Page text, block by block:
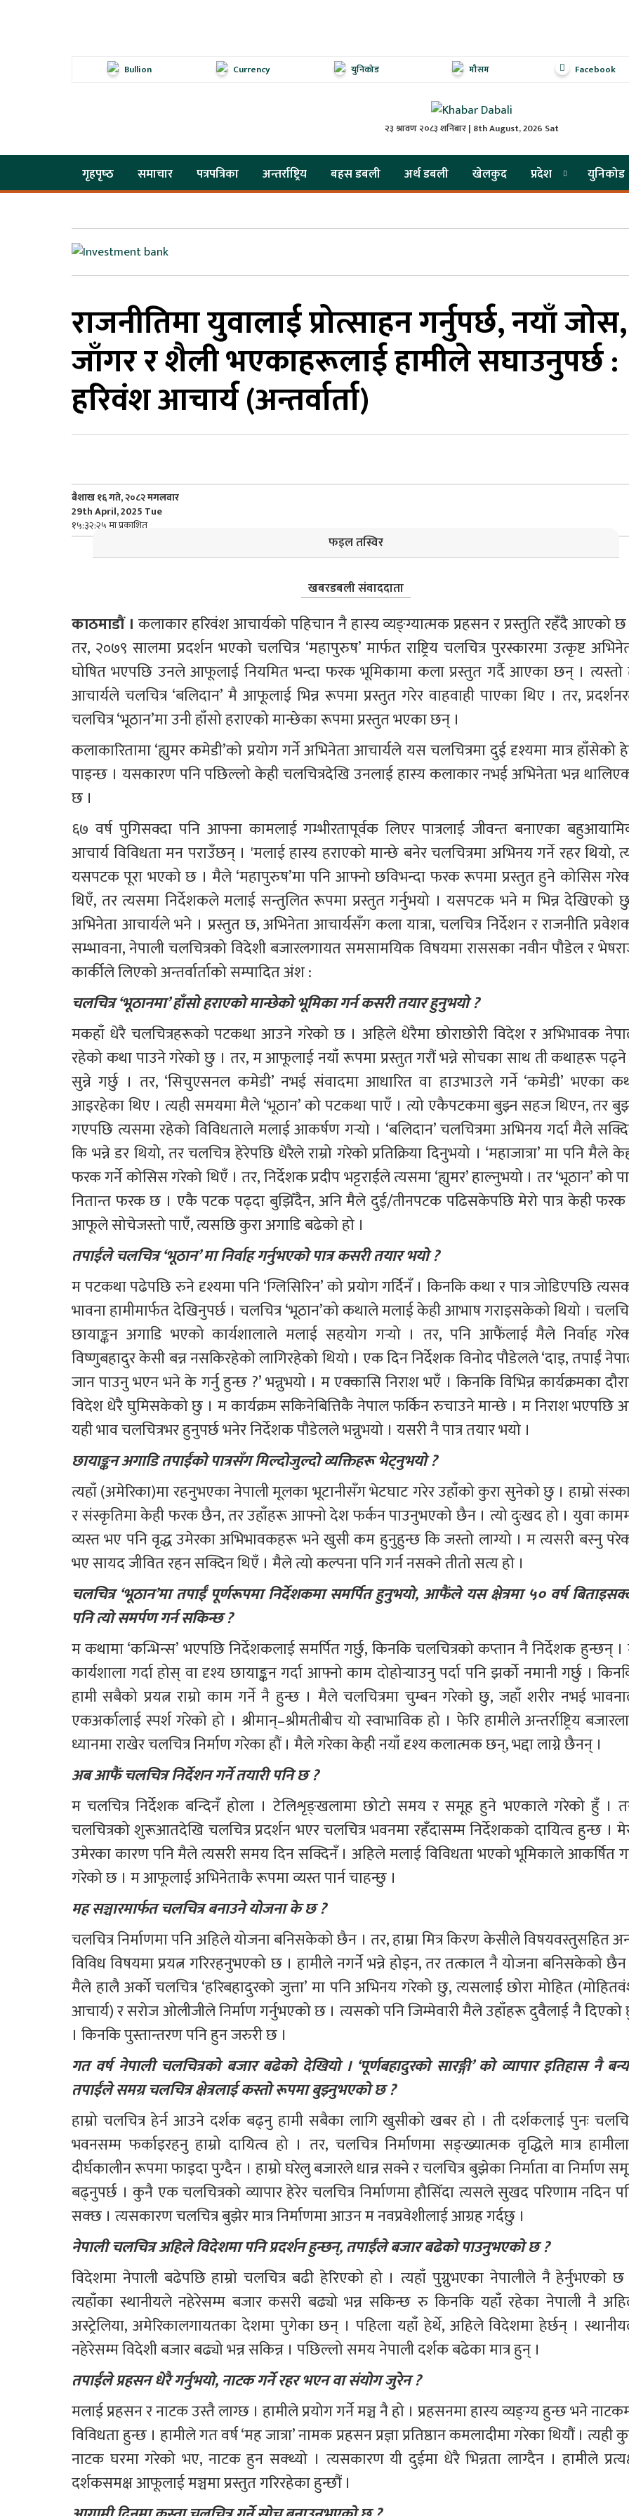
Bullion Currency युनिकोड मौसम Facebook
२३ श्रावण २०८३ शनिबार | 8th August, 2026 Sat
गृहपृष्‍ठ समाचार पत्रपत्रिका अन्तर्राष्ट्रिय बहस डबली अर्थ डबली खेलकुद प्रदेश युनिकोड
राजनीतिमा युवालाई प्रोत्साहन गर्नुपर्छ, नयाँ जोस,
जाँगर र शैली भएकाहरूलाई हामीले सघाउनुपर्छ :
हरिवंश आचार्य (अन्तर्वार्ता)
बैशाख १६ गते, २०८२ मगलवार
29th April, 2025 Tue
१५:३२:२५ मा प्रकाशित
फइल तस्विर
खबरडबली संवाददाता
काठमाडाैं । कलाकार हरिवंश आचार्यको पहिचान नै हास्य व्यङ्ग्यात्मक प्रहसन र प्रस्तुति रहँदै आएको छ
तर, २०७९ सालमा प्रदर्शन भएको चलचित्र ‘महापुरुष’ मार्फत राष्ट्रिय चलचित्र पुरस्कारमा उत्कृष्ट
घोषित भएपछि उनले आफूलाई नियमित भन्दा फरक भूमिकामा कला प्रस्तुत गर्दै आएका छन् ।
आचार्यले चलचित्र ‘बलिदान’ मै आफूलाई भिन्न रूपमा प्रस्तुत गरेर वाहवाही पाएका थिए । तर,
चलचित्र ‘भूठान’मा उनी हाँसो हराएको मान्छेका रूपमा प्रस्तुत भएका छन् ।
कलाकारितामा ‘ह्युमर कमेडी’को प्रयोग गर्ने अभिनेता आचार्यले यस चलचित्रमा दुई दृश्यमा मात्र हाँसेको
पाइन्छ । यसकारण पनि पछिल्लो केही चलचित्रदेखि उनलाई हास्य कलाकार नभई अभिनेता भन्न
छ ।
६७ वर्ष पुगिसक्दा पनि आफ्ना कामलाई गम्भीरतापूर्वक लिएर पात्रलाई जीवन्त बनाएका
आचार्य विविधता मन पराउँछन् । 'मलाई हास्य हराएको मान्छे बनेर चलचित्रमा अभिनय गर्ने रहर थियो,
यसपटक पूरा भएको छ । मैले ‘महापुरुष’मा पनि आफ्नो छविभन्दा फरक रूपमा प्रस्तुत हुने कोसिस
थिएँ, तर त्यसमा निर्देशकले मलाई सन्तुलित रूपमा प्रस्तुत गर्नुभयो । यसपटक भने म भिन्न देखिएको
अभिनेता आचार्यले भने । प्रस्तुत छ, अभिनेता आचार्यसँग कला यात्रा, चलचित्र निर्देशन र राजनीति
सम्भावना, नेपाली चलचित्रको विदेशी बजारलगायत समसामयिक विषयमा राससका नवीन पौडेल र
कार्कीले लिएको अन्तर्वार्ताको सम्पादित अंश :
चलचित्र ‘भूठानमा’ हाँसो हराएको मान्छेको भूमिका गर्न कसरी तयार हुनुभयो ?
मकहाँ धेरै चलचित्रहरूको पटकथा आउने गरेको छ । अहिले धेरैमा छोराछोरी विदेश र अभिभावक
रहेको कथा पाउने गरेको छु । तर, म आफूलाई नयाँ रूपमा प्रस्तुत गरौं भन्ने सोचका साथ ती कथाहरू
सुन्ने गर्छु । तर, ‘सिचुएसनल कमेडी’ नभई संवादमा आधारित वा हाउभाउले गर्ने ‘कमेडी’ भएका
आइरहेका थिए । त्यही समयमा मैले ‘भूठान’ को पटकथा पाएँ । त्यो एकैपटकमा बुझ्न सहज थिएन, तर
गएपछि त्यसमा रहेको विविधताले मलाई आकर्षण गर्‍यो । ‘बलिदान’ चलचित्रमा अभिनय गर्दा मैले
कि भन्ने डर थियो, तर चलचित्र हेरेपछि धेरैले राम्रो गरेको प्रतिक्रिया दिनुभयो । ‘महाजात्रा’ मा पनि मैले
फरक गर्ने कोसिस गरेको थिएँ । तर, निर्देशक प्रदीप भट्टराईले त्यसमा ‘ह्युमर’ हाल्नुभयो । तर ‘भूठान’ को
नितान्त फरक छ । एकै पटक पढ्दा बुझिँदैन, अनि मैले दुई/तीनपटक पढिसकेपछि मेरो पात्र केही
आफूले सोचेजस्तो पाएँ, त्यसछि कुरा अगाडि बढेको हो ।
तपाईंले चलचित्र ‘भूठान’ मा निर्वाह गर्नुभएको पात्र कसरी तयार भयो ?
म पटकथा पढेपछि रुने दृश्यमा पनि ‘ग्लिसिरिन’ को प्रयोग गर्दिनँ । किनकि कथा र पात्र जोडिएपछि
भावना हामीमार्फत देखिनुपर्छ । चलचित्र ‘भूठान’को कथाले मलाई केही आभाष गराइसकेको थियो ।
छायाङ्कन अगाडि भएको कार्यशालाले मलाई सहयोग गर्‍यो । तर, पनि आफैंलाई मैले निर्वाह
विष्णुबहादुर केसी बन्न नसकिरहेको लागिरहेको थियो । एक दिन निर्देशक विनोद पौडेलले ‘दाइ, तपाईं
जान पाउनु भएन भने के गर्नु हुन्छ ?’ भन्नुभयो । म एक्कासि निराश भएँ । किनकि विभिन्न कार्यक्रमका
विदेश धेरै घुमिसकेको छु । म कार्यक्रम सकिनेबित्तिकै नेपाल फर्किन रुचाउने मान्छे । म निराश भएपछि
यही भाव चलचित्रभर हुनुपर्छ भनेर निर्देशक पौडेलले भन्नुभयो । यसरी नै पात्र तयार भयो ।
छायाङ्कन अगाडि तपाईंको पात्रसँग मिल्दोजुल्दो व्यक्तिहरू भेट्नुभयो ?
त्यहाँ (अमेरिका)मा रहनुभएका नेपाली मूलका भूटानीसँग भेटघाट गरेर उहाँको कुरा सुनेको छु । हाम्रो
र संस्कृतिमा केही फरक छैन, तर उहाँहरू आफ्नो देश फर्कन पाउनुभएको छैन । त्यो दुःखद हो । युवा
व्यस्त भए पनि वृद्ध उमेरका अभिभावकहरू भने खुसी कम हुनुहुन्छ कि जस्तो लाग्यो । म त्यसरी बस्नु
भए सायद जीवित रहन सक्दिन थिएँ । मैले त्यो कल्पना पनि गर्न नसक्ने तीतो सत्य हो ।
चलचित्र ‘भूठान’मा तपाईं पूर्णरूपमा निर्देशकमा समर्पित हुनुभयो, आफैंले यस क्षेत्रमा ५० वर्ष
पनि त्यो समर्पण गर्न सकिन्छ ?
म कथामा ‘कन्भिन्स’ भएपछि निर्देशकलाई समर्पित गर्छु, किनकि चलचित्रको कप्तान नै निर्देशक हुन्छन्
कार्यशाला गर्दा होस् वा दृश्य छायाङ्कन गर्दा आफ्नो काम दोहोर्‍याउनु पर्दा पनि झर्को नमानी गर्छु ।
हामी सबैको प्रयत्न राम्रो काम गर्ने नै हुन्छ । मैले चलचित्रमा चुम्बन गरेको छु, जहाँ शरीर नभई
एकअर्कालाई स्पर्श गरेको हो । श्रीमान्–श्रीमतीबीच यो स्वाभाविक हो । फेरि हामीले अन्तर्राष्ट्रिय
ध्यानमा राखेर चलचित्र निर्माण गरेका हौं । मैले गरेका केही नयाँ दृश्य कलात्मक छन्, भद्दा लाग्ने छैनन् ।
अब आफैं चलचित्र निर्देशन गर्ने तयारी पनि छ ?
म चलचित्र निर्देशक बन्दिनँ होला । टेलिशृङ्खलामा छोटो समय र समूह हुने भएकाले गरेको हुँ ।
चलचित्रको शुरूआतदेखि चलचित्र प्रदर्शन भएर चलचित्र भवनमा रहँदासम्म निर्देशकको दायित्व हुन्छ ।
उमेरका कारण पनि मैले त्यसरी समय दिन सक्दिनँ । अहिले मलाई विविधता भएको भूमिकाले आकर्षित
गरेको छ । म आफूलाई अभिनेताकै रूपमा व्यस्त पार्न चाहन्छु ।
मह सञ्चारमार्फत चलचित्र बनाउने योजना के छ ?
चलचित्र निर्माणमा पनि अहिले योजना बनिसकेको छैन । तर, हाम्रा मित्र किरण केसीले विषयवस्तुसहित
विविध विषयमा प्रयत्न गरिरहनुभएको छ । हामीले नगर्ने भन्ने होइन, तर तत्काल नै योजना बनिसकेको छैन
मैले हालै अर्को चलचित्र ‘हरिबहादुरको जुत्ता’ मा पनि अभिनय गरेको छु, त्यसलाई छोरा मोहित
आचार्य) र सरोज ओलीजीले निर्माण गर्नुभएको छ । त्यसको पनि जिम्मेवारी मैले उहाँहरू दुवैलाई नै
। किनकि पुस्तान्तरण पनि हुन जरुरी छ ।
गत वर्ष नेपाली चलचित्रको बजार बढेको देखियो । ‘पूर्णबहादुरको सारङ्गी’ को व्यापार इतिहास नै
तपाईंले समग्र चलचित्र क्षेत्रलाई कस्तो रूपमा बुझ्नुभएको छ ?
हाम्रो चलचित्र हेर्न आउने दर्शक बढ्नु हामी सबैका लागि खुसीको खबर हो । ती दर्शकलाई पुनः
भवनसम्म फर्काइरहनु हाम्रो दायित्व हो । तर, चलचित्र निर्माणमा सङ्ख्यात्मक वृद्धिले मात्र
दीर्घकालीन रूपमा फाइदा पुग्दैन । हाम्रो घरेलु बजारले धान्न सक्ने र चलचित्र बुझेका निर्माता वा निर्माण
बढ्नुपर्छ । कुनै एक चलचित्रको व्यापार हेरेर चलचित्र निर्माणमा हौसिँदा त्यसले सुखद परिणाम नदिन
सक्छ । त्यसकारण चलचित्र बुझेर मात्र निर्माणमा आउन म नवप्रवेशीलाई आग्रह गर्दछु ।
नेपाली चलचित्र अहिले विदेशमा पनि प्रदर्शन हुन्छन्, तपाईंले बजार बढेको पाउनुभएको छ ?
विदेशमा नेपाली बढेपछि हाम्रो चलचित्र बढी हेरिएको हो । त्यहाँ पुग्नुभएका नेपालीले नै हेर्नुभएको छ
त्यहाँका स्थानीयले नहेरेसम्म बजार कसरी बढ्यो भन्न सकिन्छ रु किनकि यहाँ रहेका नेपाली नै
अस्ट्रेलिया, अमेरिकालगायतका देशमा पुगेका छन् । पहिला यहाँ हेर्थे, अहिले विदेशमा हेर्छन् ।
नहेरेसम्म विदेशी बजार बढ्यो भन्न सकिन्न । पछिल्लो समय नेपाली दर्शक बढेका मात्र हुन् ।
तपाईंले प्रहसन धेरै गर्नुभयो, नाटक गर्ने रहर भएन वा संयोग जुरेन ?
मलाई प्रहसन र नाटक उस्तै लाग्छ । हामीले प्रयोग गर्ने मञ्च नै हो । प्रहसनमा हास्य व्यङ्ग्य हुन्छ भने
विविधता हुन्छ । हामीले गत वर्ष ‘मह जात्रा’ नामक प्रहसन प्रज्ञा प्रतिष्ठान कमलादीमा गरेका थियौं । त्यही
नाटक घरमा गरेको भए, नाटक हुन सक्थ्यो । त्यसकारण यी दुईमा धेरै भिन्नता लाग्दैन । हामीले
दर्शकसमक्ष आफूलाई मञ्चमा प्रस्तुत गरिरहेका हुन्छौं ।